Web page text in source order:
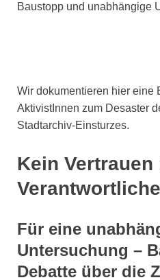
Baustopp und unabhängige
Wir dokumentieren hier eine
AktivistInnen zum Desaster
Stadtarchiv-Einsturzes.
Kein Vertrauen
Für eine
Untersuchung –
Debatte über die